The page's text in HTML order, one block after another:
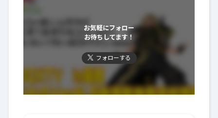
お気軽にフォロー
お待ちしてます！
フォローする